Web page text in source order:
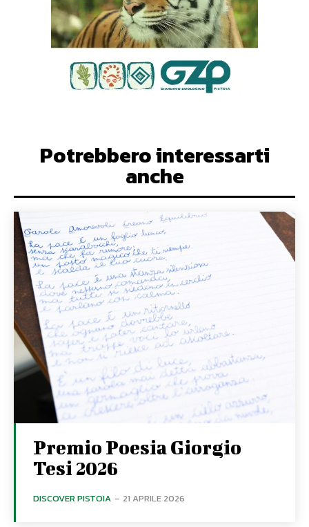
Potrebbero interessarti
anche
Premio Poesia Giorgio
Tesi 2026
DISCOVER PISTOIA - 21 APRILE 2026